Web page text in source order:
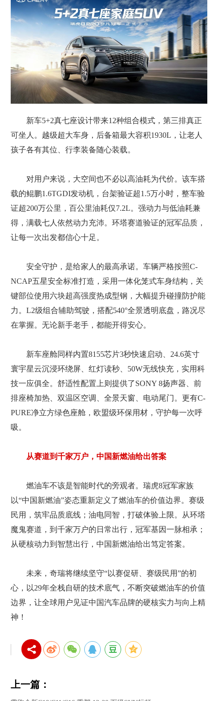
新车5+2真七座设计带来12种组合模式，第三排真正
可坐人。越级超大车身，后备箱最大容积1930L，让老人
孩子各有其位、行李装备随心装载。
对用户来说，大空间也不必以高油耗为代价。该车搭
载的鲲鹏1.6TGDI发动机，台架验证超1.5万小时，整车验
证超200万公里，百公里油耗仅7.2L。强动力与低油耗兼
得，满载七人依然动力充沛。环塔赛道验证的冠军品质，
让每一次出发都信心十足。
安全守护，是给家人的最高承诺。车辆严格按照C-
NCAP五星安全标准打造，采用一体化笼式车身结构，关
键部位使用六块超高强度热成型钢，大幅提升碰撞防护能
力。L2级组合辅助驾驶，搭配540°全景透明底盘，路况尽
在掌握。无论新手老手，都能开得安心。
新车座舱同样内置8155芯片3秒快速启动、24.6英寸
寰宇星云沉浸环绕屏、红灯读秒、50W无线快充，实用科
技一应俱全。舒适性配置上则提供了SONY 8扬声器、前
排座椅加热、双温区空调、全景天窗、电动尾门。更有C-
PURE净立方绿色座舱，欧盟级环保用材，守护每一次呼
吸。
从赛道到千家万户，中国新燃油给出答案
燃油车不该是智能时代的旁观者。瑞虎8冠军家族
以“中国新燃油”姿态重新定义了燃油车的价值边界。赛级
民用，筑牢品质底线；油电同智，打破体验上限。从环塔
魔鬼赛道，到千家万户的日常出行，冠军基因一脉相承；
从硬核动力到智慧出行，中国新燃油给出笃定答案。
未来，奇瑞将继续坚守“以赛促研、赛级民用”的初
心，以29年全栈自研的技术底气，不断突破燃油车的价值
边界，让全球用户见证中国汽车品牌的硬核实力与向上精
神！
上一篇：